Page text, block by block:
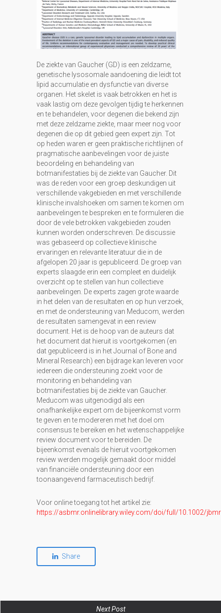
De ziekte van Gaucher (GD) is een zeldzame,
genetische lysosomale aandoening die leidt tot
lipid accumulatie en dysfunctie van diverse
organen. Het skelet is vaak betrokken en het is
vaak lastig om deze gevolgen tijdig te herkennen
en te behandelen, voor degenen die bekend zijn
met deze zeldzame ziekte, maar meer nog voor
degenen die op dit gebied geen expert zijn. Tot
op heden waren er geen praktische richtlijnen of
pragmatische aanbevelingen voor de juiste
beoordeling en behandeling van
botmanifestaties bij de ziekte van Gaucher. Dit
was de reden voor een groep deskundigen uit
verschillende vakgebieden en met verschillende
klinische invalshoeken om samen te komen om
aanbevelingen te bespreken en te formuleren die
door de vele betrokken vakgebieden zouden
kunnen worden onderschreven. De discussie
was gebaseerd op collectieve klinische
ervaringen en relevante literatuur die in de
afgelopen 20 jaar is gepubliceerd. De groep van
experts slaagde erin een compleet en duidelijk
overzicht op te stellen van hun collectieve
aanbevelingen. De experts zagen grote waarde
in het delen van de resultaten en op hun verzoek,
en met de ondersteuning van Meducom, werden
de resultaten samengevat in een review
document. Het is de hoop van de auteurs dat
het document dat hieruit is voortgekomen (en
dat gepubliceerd is in het Journal of Bone and
Mineral Research) een bijdrage kan leveren voor
iedereen die ondersteuning zoekt voor de
monitoring en behandeling van
botmanifestaties bij de ziekte van Gaucher.
Meducom was uitgenodigd als een
onafhankelijke expert om de bijeenkomst vorm
te geven en te modereren met het doel om
consensus te bereiken en het wetenschappelijke
review document voor te bereiden. De
bijeenkomst evenals de hieruit voortgekomen
review werden mogelijk gemaakt door middel
van financiële ondersteuning door een
toonaangevend farmaceutisch bedrijf.
Voor online toegang tot het artikel zie:
https://asbmr.onlinelibrary.wiley.com/doi/full/10.1002/
Share
Next Post